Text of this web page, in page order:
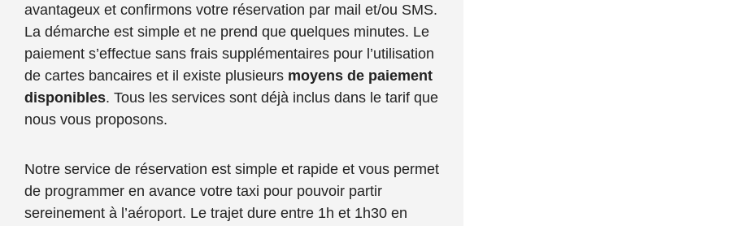
avantageux et confirmons votre réservation par mail et/ou SMS.
La démarche est simple et ne prend que quelques minutes. Le
paiement s’effectue sans frais supplémentaires pour l’utilisation
de cartes bancaires et il existe plusieurs moyens de paiement
disponibles. Tous les services sont déjà inclus dans le tarif que
nous vous proposons.
Notre service de réservation est simple et rapide et vous permet
de programmer en avance votre taxi pour pouvoir partir
sereinement à l’aéroport. Le trajet dure entre 1h et 1h30 en